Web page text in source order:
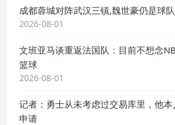
成都蓉城对阵武汉三镇,魏世豪仍是球
2026-08-01
文班亚马谈重返法国队：目前不想念
篮球
2026-08-01
记者：勇士从未考虑过交易库里，他
申请